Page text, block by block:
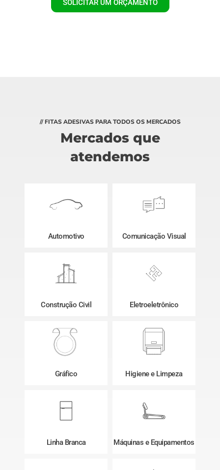
SOLICITAR UM ORÇAMENTO
// FITAS ADESIVAS PARA TODOS OS MERCADOS
Mercados que
atendemos
Automotivo Comunicação Visual
Construção Civil Eletroeletrônico
Gráfico Higiene e Limpeza
Linha Branca Máquinas e Equipamentos